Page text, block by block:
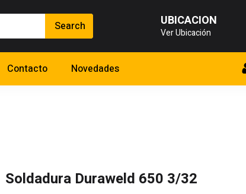
UBICACIÓN
Ver Ubicación
Contacto Novedades
Soldadura Duraweld 650 3/32